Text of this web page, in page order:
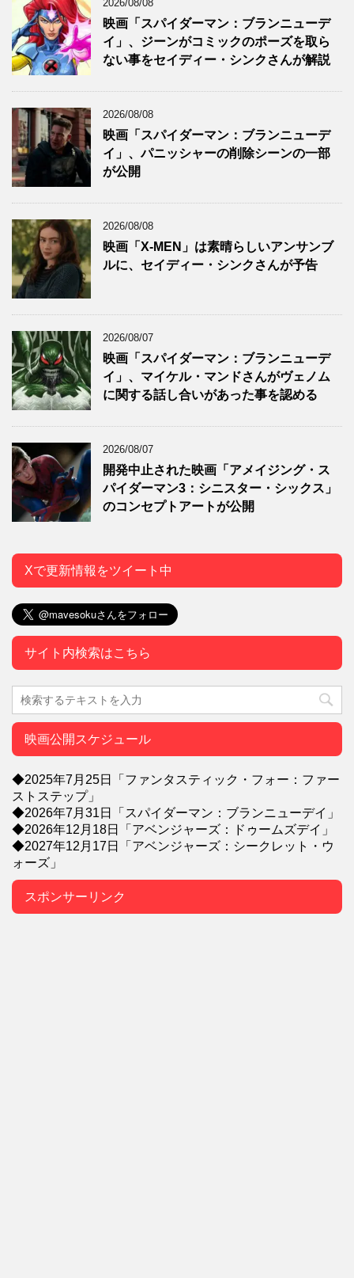
2026/08/08
映画「スパイダーマン：ブランニューデ
イ」、ジーンがコミックのポーズを取ら
ない事をセイディー・シンクさんが解説
2026/08/08
映画「スパイダーマン：ブランニューデ
イ」、パニッシャーの削除シーンの一部
が公開
2026/08/08
映画「X-MEN」は素晴らしいアンサンブ
ルに、セイディー・シンクさんが予告
2026/08/07
映画「スパイダーマン：ブランニューデ
イ」、マイケル・マンドさんがヴェノム
に関する話し合いがあった事を認める
2026/08/07
開発中止された映画「アメイジング・ス
パイダーマン3：シニスター・シックス」
のコンセプトアートが公開
Xで更新情報をツイート中
サイト内検索はこちら
映画公開スケジュール
◆2025年7月25日「ファンタスティック・フォー：ファー
ストステップ」
◆2026年7月31日「スパイダーマン：ブランニューデイ」
◆2026年12月18日「アベンジャーズ：ドゥームズデイ」
◆2027年12月17日「アベンジャーズ：シークレット・ウ
ォーズ」
スポンサーリンク